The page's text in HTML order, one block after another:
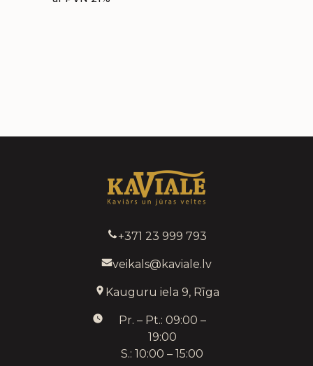
+371 23 999 793
veikals@kaviale.lv
Kauguru iela 9, Rīga
Pr. – Pt.: 09:00 –
19:00
S.: 10:00 – 15:00